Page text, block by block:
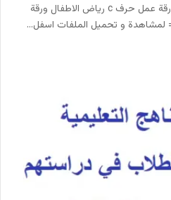
ورقة عمل حرف c رياض الاطفال ورقة عمل حرف c رياض الاطفال ورقة